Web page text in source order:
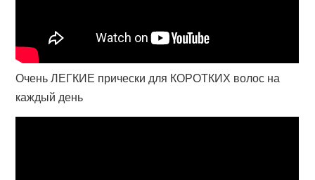
Очень ЛЕГКИЕ прически для КОРОТКИХ волос на
каждый день